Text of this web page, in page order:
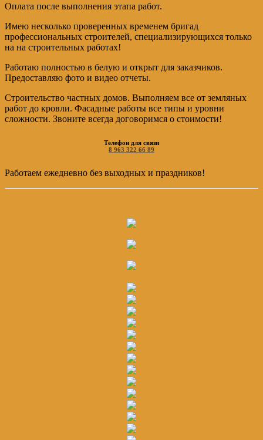
Оплата после выполнения этапа работ.
Имею несколько проверенных временем бригад
профессиональных строителей, специализирующихся только
на на строительных работах!
Работаю полностью в белую и открыт для заказчиков.
Предоставляю фото и видео отчеты.
Строительство частных домов. Выполняем все от земляных
работ до кровли. Фасадные работы все типы и уровни
сложности. Звоните всегда договоримся о стоимости!
Телефон для связи
8 963 322 66 89
Работаем ежедневно без выходных и праздников!